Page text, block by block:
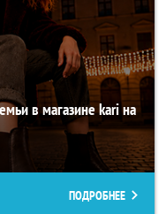
в магазине kari на
ПОДРОБНЕЕ